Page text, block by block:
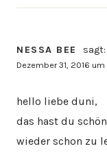
NESSA BEE sagt:
Dezember 31, 2016 um
hello liebe duni,
das hast du
wieder schon zu